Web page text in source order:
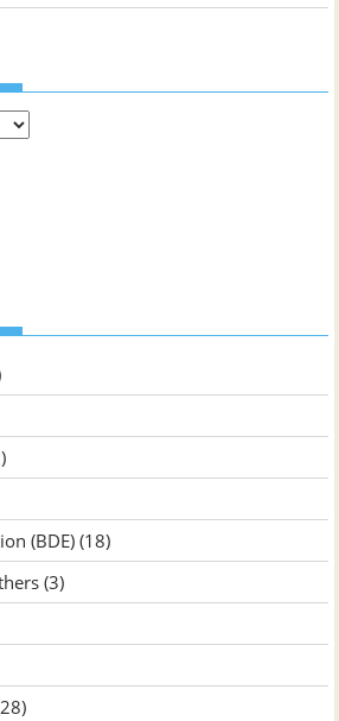
(BDE) (18)
(3)